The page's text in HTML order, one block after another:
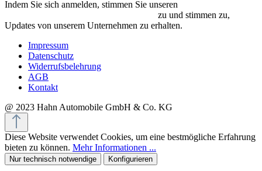
Indem Sie sich anmelden, stimmen Sie unseren
zu und stimmen zu,
Updates von unserem Unternehmen zu erhalten.
Impressum
Datenschutz
Widerrufsbelehrung
AGB
Kontakt
@ 2023 Hahn Automobile GmbH & Co. KG
Diese Website verwendet Cookies, um eine bestmögliche Erfahrung
bieten zu können. Mehr Informationen ...
Nur technisch notwendige Konfigurieren